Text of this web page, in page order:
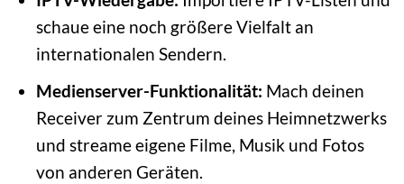
schaue eine noch größere Vielfalt an
internationalen Sendern.
Medienserver-Funktionalität: Mach deinen
Receiver zum Zentrum deines Heimnetzwerks
und streame eigene Filme, Musik und Fotos
von anderen Geräten.